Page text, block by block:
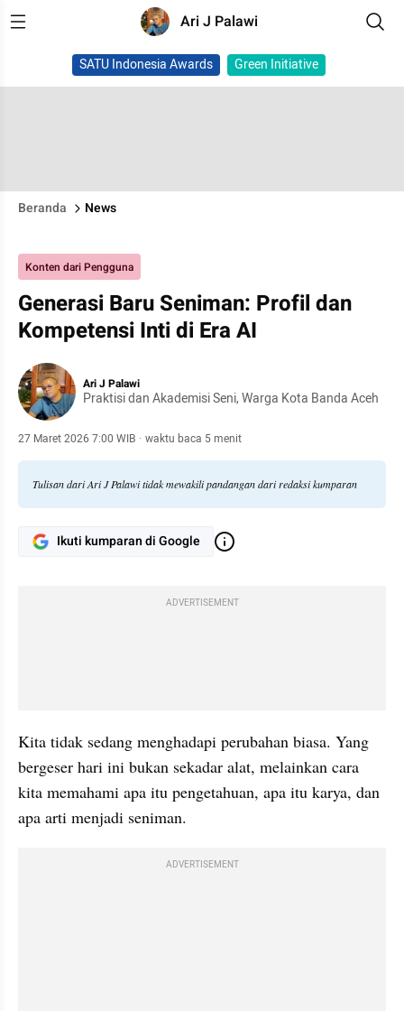
Ari J Palawi
SATU Indonesia Awards Green Initiative
Beranda News
Konten dari Pengguna
Generasi Baru Seniman: Profil dan
Kompetensi Inti di Era AI
Ari J Palawi
Praktisi dan Akademisi Seni, Warga Kota Banda Aceh
27 Maret 2026 7:00 WIB · waktu baca 5 menit
Tulisan dari Ari J Palawi tidak mewakili pandangan dari redaksi kumparan
Ikuti kumparan di Google
ADVERTISEMENT
Kita tidak sedang menghadapi perubahan biasa. Yang
bergeser hari ini bukan sekadar alat, melainkan cara
kita memahami apa itu pengetahuan, apa itu karya, dan
apa arti menjadi seniman.
ADVERTISEMENT